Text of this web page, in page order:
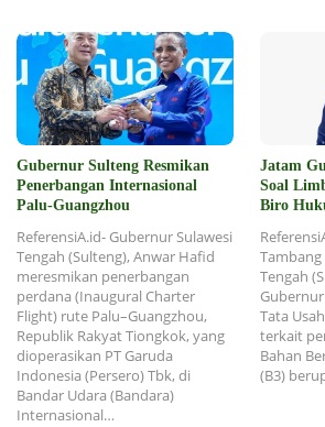
Gubernur Sulteng Resmikan
Penerbangan Internasional
Palu-Guangzhou
ReferensiA.id- Gubernur Sulawesi
Tengah (Sulteng), Anwar Hafid
meresmikan penerbangan
perdana (Inaugural Charter
Flight) rute Palu–Guangzhou,
Republik Rakyat Tiongkok, yang
dioperasikan PT Garuda
Indonesia (Persero) Tbk, di
Bandar Udara (Bandara)
Internasional…
Jatam
Soal
Biro
Tambang
Tengah
Tata
terkait
Bahan
(B3)